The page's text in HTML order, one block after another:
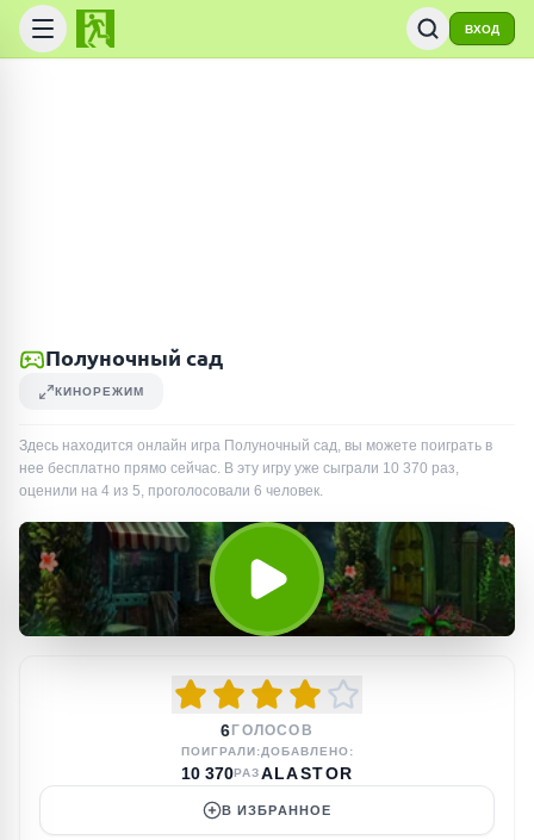
ВХОД
Полуночный сад
КИНОРЕЖИМ
Здесь находится онлайн игра Полуночный сад, вы можете поиграть в
нее бесплатно прямо сейчас. В эту игру уже сыграли 10 370 раз,
оценили на 4 из 5, проголосовали 6 человек.
6 ГОЛОСОВ
ПОИГРАЛИ:
10 370РАЗ
ДОБАВЛЕНО:
ALASTOR
В ИЗБРАННОЕ